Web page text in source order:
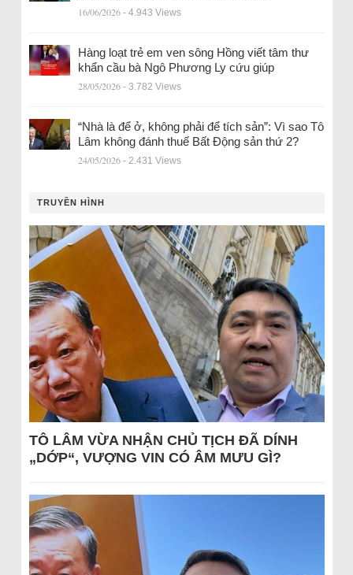
16/06/2026 - 4.943 Views
Hàng loạt trẻ em ven sông Hồng viết tâm thư
khẩn cầu bà Ngô Phương Ly cứu giúp
28/05/2026 - 3.782 Views
“Nhà là để ở, không phải để tích sản”: Vì sao Tô
Lâm không đánh thuế Bất Động sản thứ 2?
24/05/2026 - 2.431 Views
TRUYỀN HÌNH
TÔ LÂM VỪA NHẬN CHỦ TỊCH ĐÃ DÍNH
„DỚP“, VƯỢNG VIN CÓ ÂM MƯU GÌ?